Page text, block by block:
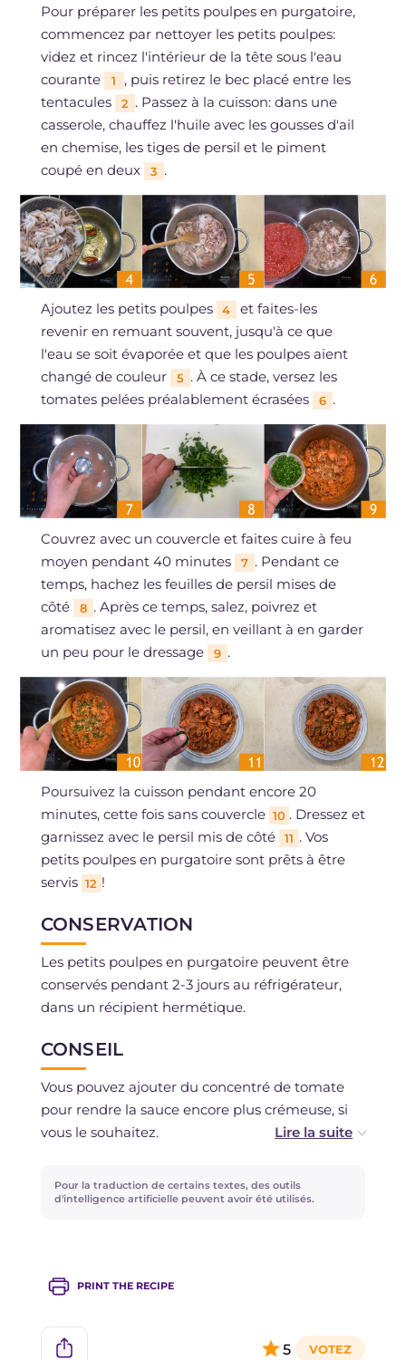
Pour préparer les petits poulpes en purgatoire,
commencez par nettoyer les petits poulpes:
videz et rincez l'intérieur de la tête sous l'eau
courante
1
, puis retirez le bec placé entre les
tentacules
2 . Passez à la cuisson: dans une
casserole, chauffez l'huile avec les gousses d'ail
en chemise, les tiges de persil et le piment
coupé en deux
3 .
Ajoutez les petits poulpes 4
et faites-les
revenir en remuant souvent, jusqu'à ce que
l'eau se soit évaporée et que les poulpes aient
changé de couleur
5 . À ce stade, versez les
tomates pelées préalablement écrasées
6 .
Couvrez avec un couvercle et faites cuire à feu
moyen pendant 40 minutes
7 . Pendant ce
temps, hachez les feuilles de persil mises de
côté
8 . Après ce temps, salez, poivrez et
aromatisez avec le persil, en veillant à en garder
un peu pour le dressage
9 .
Poursuivez la cuisson pendant encore 20
minutes, cette fois sans couvercle 10 . Dressez et
garnissez avec le persil mis de côté
11 . Vos
petits poulpes en purgatoire sont prêts à être
servis 12 !
CONSERVATION
Les petits poulpes en purgatoire peuvent être
conservés pendant 2-3 jours au réfrigérateur,
dans un récipient hermétique.
CONSEIL
Vous pouvez ajouter du concentré de tomate
pour rendre la sauce encore plus crémeuse, si
vous le souhaitez.
Si vous souhaitez utiliser les petits poulpes en
purgatoire pour assaisonner des pâtes,
Pour la traduction de certains textes, des outils
d'intelligence artificielle peuvent avoir été utilisés.
PRINT THE RECIPE
5